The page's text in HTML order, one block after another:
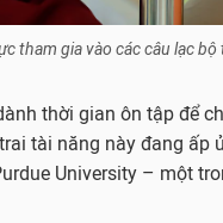
tham gia vào các câu lạc
thời gian ôn tập để
tài năng này đang ấp
University – một